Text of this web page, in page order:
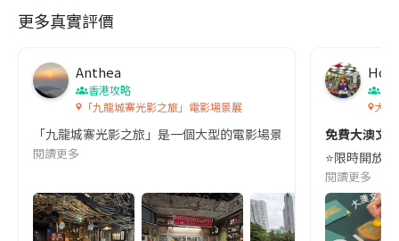
更多真實評價
Anthea
香港攻略
「九龍城寨光影之旅」電影場景展
「九龍城寨光影之旅」是一個大型的電影場景展覽，在九龍城
閱讀更多
大澳
免費大澳文
⭐️限時開放
閱讀更多